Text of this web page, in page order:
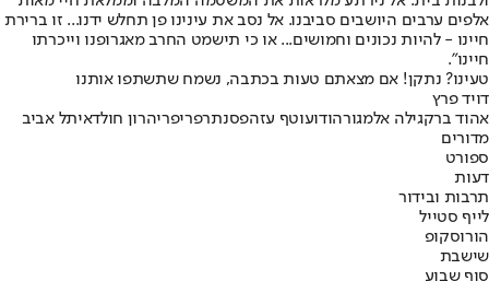
אלפים ערבים היושבים סביבנו. אל נסב את עינינו פן תחלש ידנו... זו ברירת
חיינו - להיות נכונים וחמושים... או כי תישמט החרב מאגרופנו וייכרתו
חיינו".
טעינו? נתקן! אם מצאתם טעות בכתבה, נשמח שתשתפו אותנו
דויד פרץ
אהוד ברקגילה אלמגורהודועוטף עזהפסנתרפריפריהרון חולדאיתל אביב
מדורים
ספורט
דעות
תרבות ובידור
לייף סטייל
הורוסקופ
שישבת
סוף שבוע